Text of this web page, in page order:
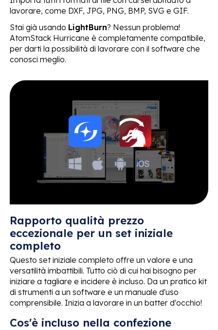
lavorare, come DXF, JPG, PNG, BMP, SVG e GIF.
Stai già usando LightBurn? Nessun problema!
AtomStack Hurricane è completamente compatibile,
per darti la possibilità di lavorare con il software che
conosci meglio.
Rapporto qualità prezzo
eccezionale per un set iniziale
completo
Questo set iniziale completo offre un valore e una
versatilità imbattibili. Tutto ciò di cui hai bisogno per
iniziare a tagliare e incidere è incluso. Da un pratico kit
di strumenti a un software e un manuale d'uso
comprensibile. Inizia a lavorare in un batter d'occhio!
Cos'è incluso nella confezione